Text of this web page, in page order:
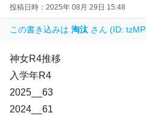
投稿日時：2025年 08月 29日 15:48
この書き込みは 淘汰 さん (ID:
神女R4推移
入学年R4
2025__63
2024__61